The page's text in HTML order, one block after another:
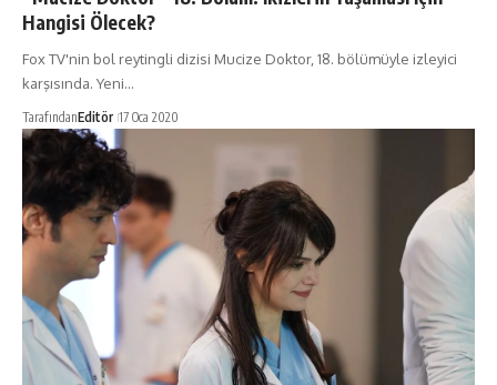
Hangisi Ölecek?
Fox TV'nin bol reytingli dizisi Mucize Doktor, 18. bölümüyle izleyici
karşısında. Yeni…
TarafındanEditör 17 Oca 2020